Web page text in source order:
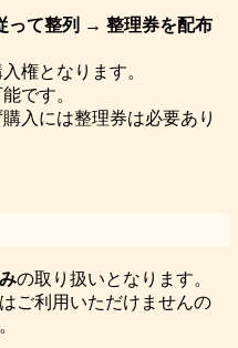
って整列 → 整理券を配布
権となります。
です。
入には整理券は必要あり
の取り扱いとなります。
ご利用いただけませんの